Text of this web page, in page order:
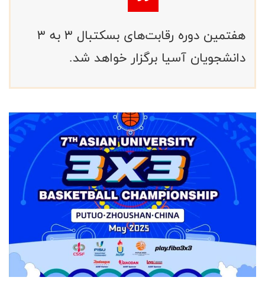
هفتمین دوره رقابت‌های بسکتبال ۳ به ۳
دانشجویان آسیا برگزار خواهد شد.